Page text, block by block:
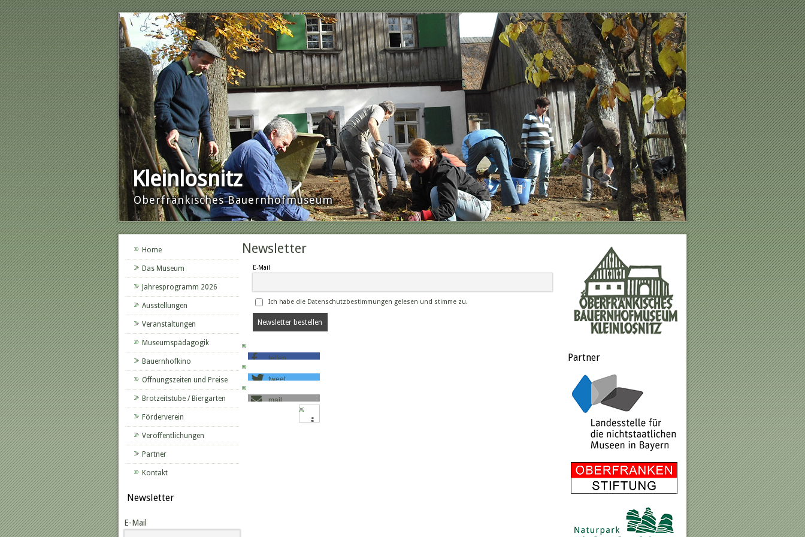
Kleinlosnitz
Oberfränkisches Bauernhofmuseum
Home
Das Museum
Jahresprogramm 2026
Ausstellungen
Veranstaltungen
Museumspädagogik
Bauernhofkino
Öffnungszeiten und Preise
Brotzeitstube / Biergarten
Förderverein
Veröffentlichungen
Partner
Kontakt
Newsletter
E-Mail
Newsletter
E-Mail
Ich habe die Datenschutzbestimmungen gelesen und stimme zu.
teilen
tweet
mail
Partner